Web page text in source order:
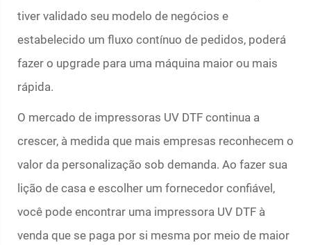
tiver validado seu modelo de negócios e
estabelecido um fluxo contínuo de pedidos, poderá
fazer o upgrade para uma máquina maior ou mais
rápida.
O mercado de impressoras UV DTF continua a
crescer, à medida que mais empresas reconhecem o
valor da personalização sob demanda. Ao fazer sua
lição de casa e escolher um fornecedor confiável,
você pode encontrar uma impressora UV DTF à
venda que se paga por si mesma por meio de maior